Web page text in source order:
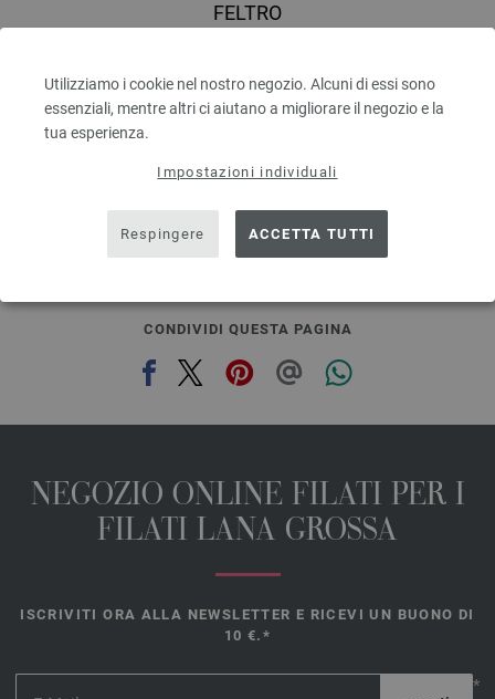
Utilizziamo i cookie nel nostro negozio. Alcuni di essi sono
essenziali, mentre altri ci aiutano a migliorare il negozio e la
tua esperienza.
Impostazioni individuali
Respingere ACCETTA TUTTI
FELTRO
Dimensioni d’aghi: 8
2,94 €
CONDIVIDI QUESTA PAGINA
NEGOZIO ONLINE FILATI PER I
FILATI LANA GROSSA
ISCRIVITI ORA ALLA NEWSLETTER E RICEVI UN BUONO DI
10 €.*
*